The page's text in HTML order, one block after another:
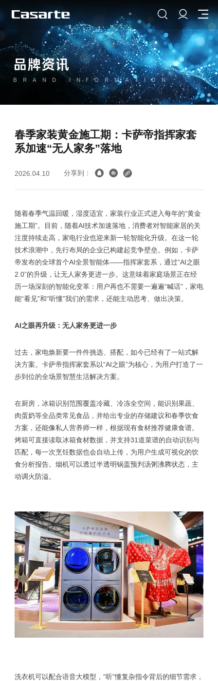
品牌资讯
BRAND INFORMATION
春季家装黄金施工期：卡萨帝指挥家套
系加速“无人家务”落地
2026.04.10 分享到：
随着春季气温回暖，湿度适宜，家装行业正式进入每年的“黄金
施工期”。目前，随着AI技术加速落地，消费者对智能家居的关
注度持续走高，家电行业也迎来新一轮智能化升级。在这一轮
技术浪潮中，先行布局的企业已构建起竞争壁垒。例如，卡萨
帝发布的全球首个AI全景智能体——指挥家套系，通过“AI之眼
2.0”的升级，让无人家务更进一步。这意味着家庭场景正在经
历一场深刻的智能化变革：用户再也不需要一遍遍“喊话”，家电
能“看见”和“听懂”我们的需求，还能主动思考、做出决策。
AI之眼再升级：无人家务更进一步
过去，家电焕新要一件件挑选、搭配，如今已经有了一站式解
决方案。卡萨帝指挥家套系以“AI之眼”为核心，为用户打造了一
步到位的全场景智慧生活解决方案。
在厨房，冰箱识别范围覆盖冷藏、冷冻全空间，能识别果蔬、
肉蛋奶等全品类常见食品，并给出专业的存储建议和春季饮食
方案，还能像私人营养师一样，根据现有食材推荐健康食谱。
烤箱可直接读取冰箱食材数据，并支持31道菜谱的自动识别与
匹配，每一次烹饪数据也会自动上传，为用户生成可视化的饮
食分析报告。烟机可以透过半透明锅盖预判汤粥沸腾状态，主
动调火防溢。
洗衣机可以配合语音大模型，“听”懂复杂指令背后的细节需求，